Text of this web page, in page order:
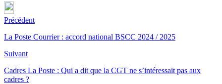
Précédent
La Poste Courrier : accord national BSCC 2024 / 2025
Suivant
Cadres La Poste : Qui a dit que la CGT ne s’intéressait pas aux
cadres ?